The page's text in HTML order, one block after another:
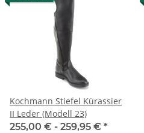
Kochmann Stiefel Kürassier
II Leder (Modell 23)
255,00 € - 259,95 € *